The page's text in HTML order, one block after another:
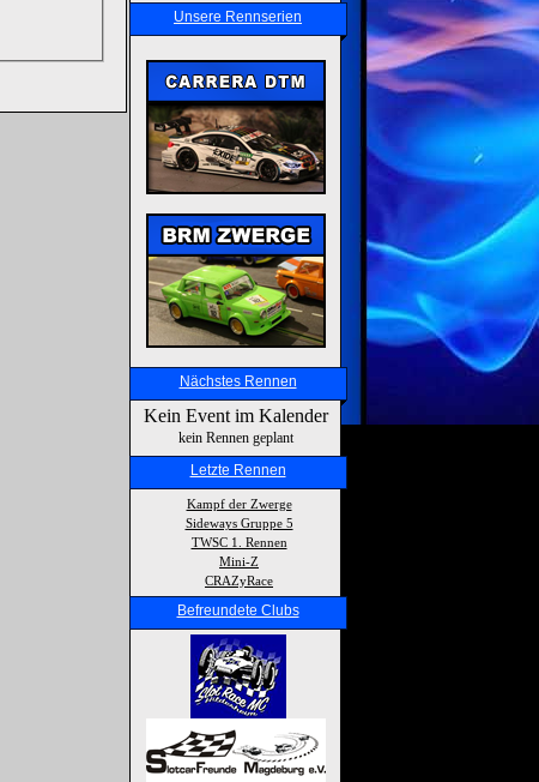
Unsere Rennserien
Nächstes Rennen
Kein Event im Kalender
kein Rennen geplant
Letzte Rennen
Kampf der Zwerge
Sideways Gruppe 5
TWSC 1. Rennen
Mini-Z
CRAZyRace
Befreundete Clubs